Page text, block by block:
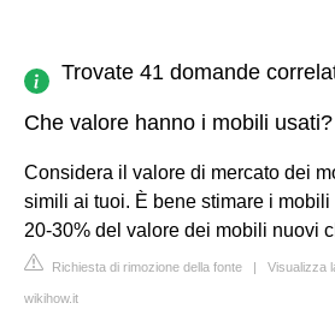
Trovate 41 domande
Che valore hanno i mobili usati?
Considera il valore di mercato dei
simili ai tuoi. È bene stimare i mobili
20-30% del valore dei mobili nuovi
Richiesta di rimozione della fonte | Visualizza
wikihow.it